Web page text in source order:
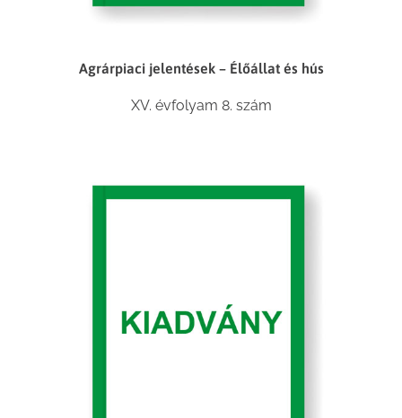
Agrárpiaci jelentések – Élőállat és hús
XV. évfolyam 8. szám